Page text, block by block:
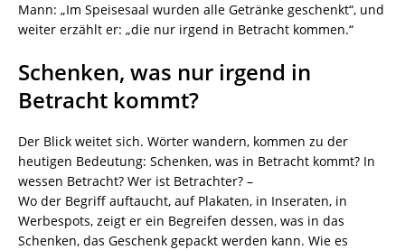
Mann: „Im Speisesaal wurden alle Getränke geschenkt“, und
weiter erzählt er: „die nur irgend in Betracht kommen.“
Schenken, was nur irgend in
Betracht kommt?
Der Blick weitet sich. Wörter wandern, kommen zu der
heutigen Bedeutung: Schenken, was in Betracht kommt? In
wessen Betracht? Wer ist Betrachter? –
Wo der Begriff auftaucht, auf Plakaten, in Inseraten, in
Werbespots, zeigt er ein Begreifen dessen, was in das
Schenken, das Geschenk gepackt werden kann. Wie es